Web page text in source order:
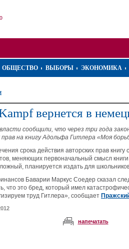
ОБЩЕСТВО ВЫБОРЫ ЭКОНОМИКА
вернется в
сообщили, что через три года
на книгу Адольфа Гитлера «Моя
срока действия авторских прав
меняющих первоначальный смысл
планируется издать для
Баварии Маркус Соедер сказал
что это бред, который имел
труд Гитлера», сообщает
напечатать